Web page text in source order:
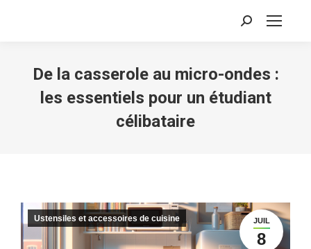
Recherche
De la casserole au micro-ondes :
les essentiels pour un étudiant
célibataire
JUIL
8
Ustensiles et accessoires de cuisine